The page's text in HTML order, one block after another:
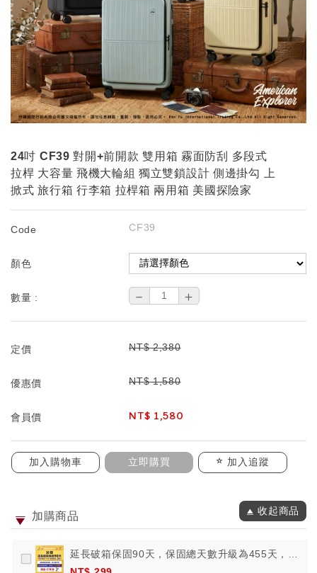
24吋 CF39 對開+前開款 雙用箱 霧面防刮 多段式
拉桿 大容量 飛機大輪組 獨立雙鎖設計 側邊掛勾 上
掀式 旅行箱 行李箱 拉桿箱 兩用箱 美國探險家
Code CF39
顏色
數量 : － ＋
定價 NT$ 2,380
優惠價 NT$ 1,580
會員價 NT$ 1,580
加入購物車 立即購買 加入追蹤
加購商品 收起商品
延長破箱保固90天，保固總天數升級為455天，再